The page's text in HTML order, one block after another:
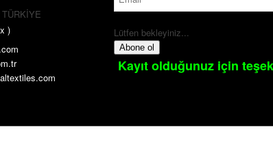
)
Lütfen bekleyiniz...
Abone ol
Kayıt olduğunuz için